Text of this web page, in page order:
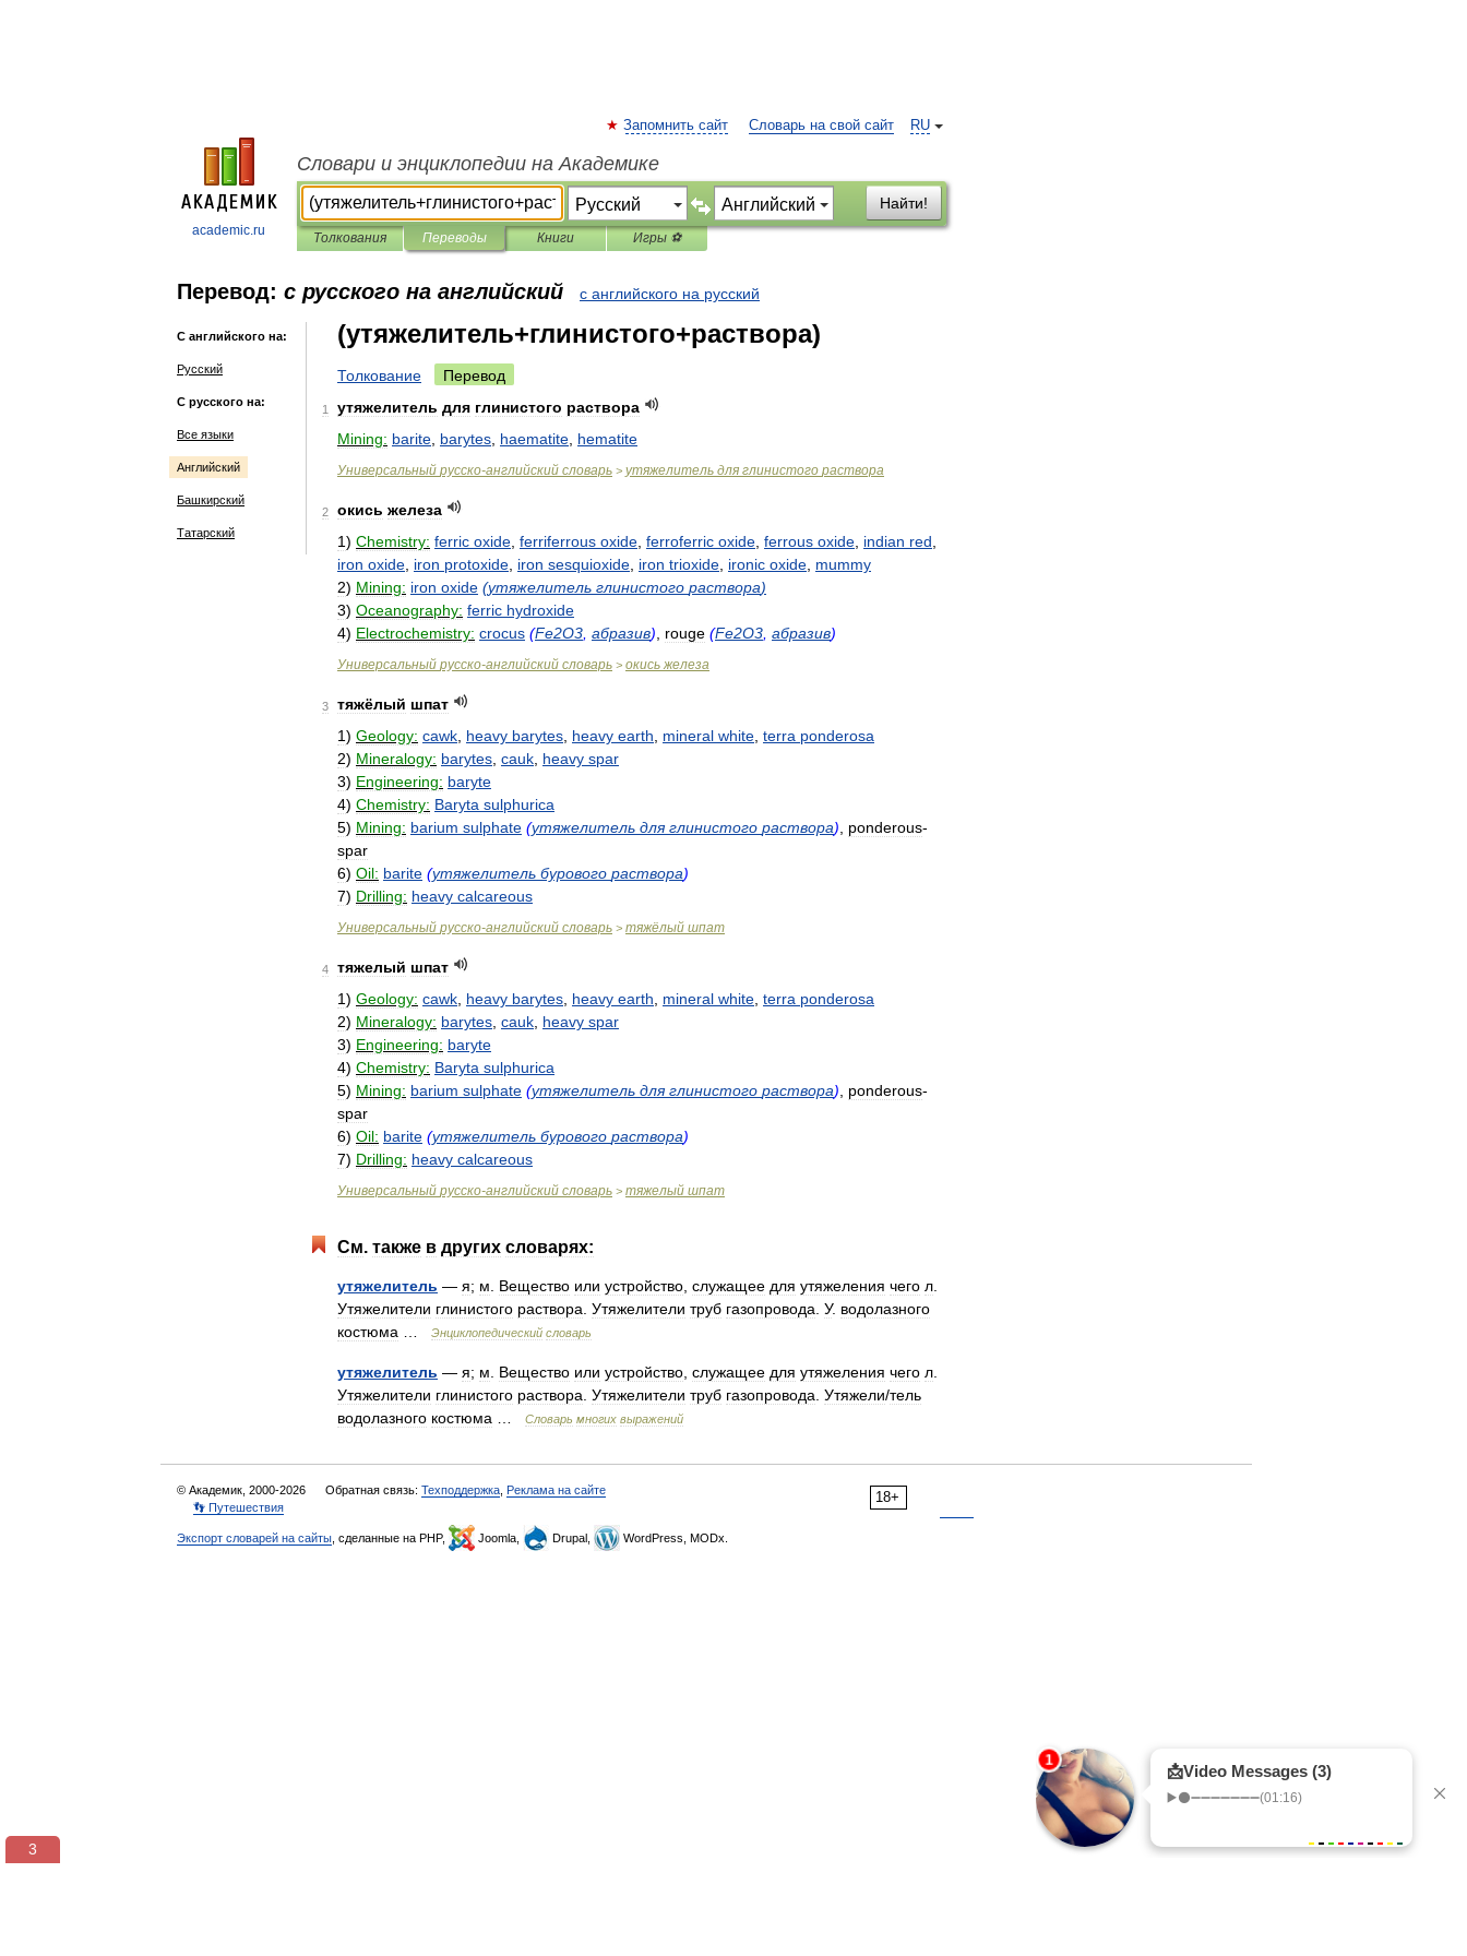
academic.ru
RU
Запомнить сайт Словарь на свой сайт
Словари и энциклопедии на Академике
Найти!
Толкования Переводы Книги Игры ⚽
Перевод: с русского на английский с английского на русский
С английского на:
Русский
С русского на:
Все языки
Английский
Башкирский
Татарский
(утяжелитель+глинистого+раствора)
Толкование Перевод
1 утяжелитель для глинистого раствора
Mining: barite barytes haematite hematite
Универсальный русско-английский словарь > утяжелитель для глинистого раствора
2 окись железа
1) Chemistry: ferric oxide ferriferrous oxide ferroferric oxide ferrous oxide indian red
iron oxide iron protoxide iron sesquioxide iron trioxide ironic oxide mummy
2) Mining: iron oxide (утяжелитель глинистого раствора)
3) Oceanography: ferric hydroxide
4) Electrochemistry: crocus (Fe2O3 абразив) rouge (Fe2O3 абразив)
Универсальный русско-английский словарь > окись железа
3 тяжёлый шпат
1) Geology: cawk heavy barytes heavy earth mineral white terra ponderosa
2) Mineralogy: barytes cauk heavy spar
3) Engineering: baryte
4) Chemistry: Baryta sulphurica
5) Mining: barium sulphate (утяжелитель для глинистого раствора) ponderous-
spar
6) Oil: barite (утяжелитель бурового раствора)
7) Drilling: heavy calcareous
Универсальный русско-английский словарь > тяжёлый шпат
4 тяжелый шпат
1) Geology: cawk heavy barytes heavy earth mineral white terra ponderosa
2) Mineralogy: barytes cauk heavy spar
3) Engineering: baryte
4) Chemistry: Baryta sulphurica
5) Mining: barium sulphate (утяжелитель для глинистого раствора) ponderous-
spar
6) Oil: barite (утяжелитель бурового раствора)
7) Drilling: heavy calcareous
Универсальный русско-английский словарь > тяжелый шпат
См. также в других словарях:
утяжелитель — я; м Вещество или устройство служащее для утяжеления чего л
Утяжелители глинистого раствора Утяжелители труб газопровода У. водолазного
костюма
Энциклопедический словарь
утяжелитель — я; м Вещество или устройство служащее для утяжеления чего л
Утяжелители глинистого раствора Утяжелители труб газопровода Утяжели/тель
водолазного костюма Словарь многих выражений
18+
© Академик, 2000-2026 Обратная связь: Техподдержка Реклама на сайте
👣 Путешествия
Экспорт словарей на сайты , сделанные на PHP, Joomla, Drupal, WordPress, MODx.
3